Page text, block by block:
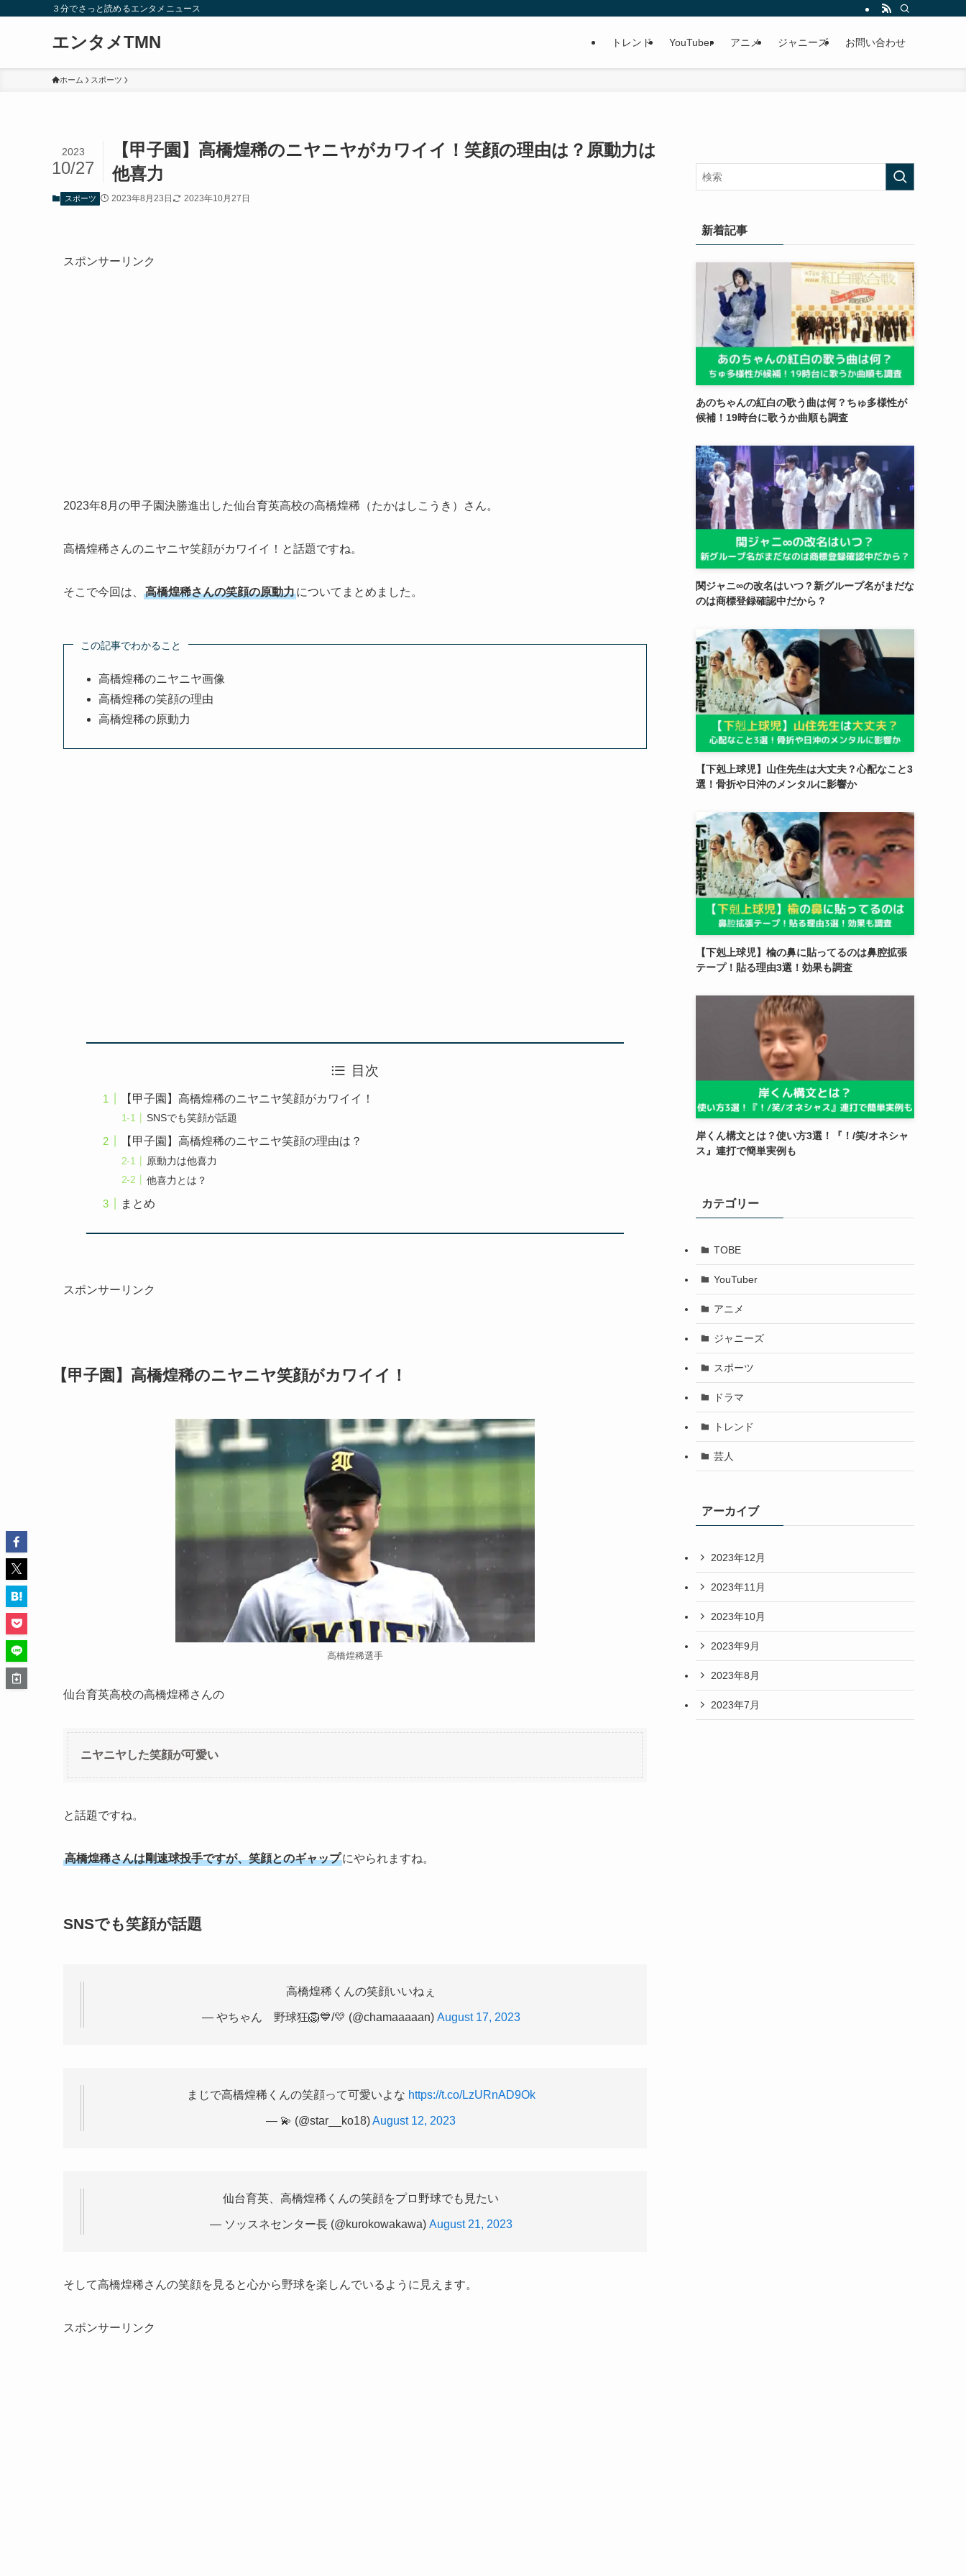
３分でさっと読めるエンタメニュース
エンタメTMN トレンド YouTuber アニメ ジャニーズ お問い合わせ
ホーム スポーツ
【甲子園】高橋煌稀のニヤニヤがカワイイ！笑顔の理由は？原動力は
他喜力
2023
10/27
スポーツ 2023年8月23日 2023年10月27日
スポンサーリンク
2023年8月の甲子園決勝進出した仙台育英高校の高橋煌稀（たかはしこうき）さん。
高橋煌稀さんのニヤニヤ笑顔がカワイイ！と話題ですね。
そこで今回は、 高橋煌稀さんの笑顔の原動力についてまとめました。
この記事でわかること
高橋煌稀のニヤニヤ画像
高橋煌稀の笑顔の理由
高橋煌稀の原動力
目次
【甲子園】高橋煌稀のニヤニヤ笑顔がカワイイ！
SNSでも笑顔が話題
【甲子園】高橋煌稀のニヤニヤ笑顔の理由は？
原動力は他喜力
他喜力とは？
まとめ
スポンサーリンク
【甲子園】高橋煌稀のニヤニヤ笑顔がカワイイ！
高橋煌稀選手
仙台育英高校の高橋煌稀さんの
ニヤニヤした笑顔が可愛い
と話題ですね。
高橋煌稀さんは剛速球投手ですが、笑顔とのギャップにやられますね。
SNSでも笑顔が話題
高橋煌稀くんの笑顔いいねぇ
— やちゃん 野球狂🦁💙/💛 (@chamaaaaan) August 17, 2023
まじで高橋煌稀くんの笑顔って可愛いよな https://t.co/LzURnAD9Ok
— 💫 (@star__ko18)August 12, 2023
仙台育英、高橋煌稀くんの笑顔をプロ野球でも見たい
— ソッスネセンター長 (@kurokowakawa) August 21, 2023
そして高橋煌稀さんの笑顔を見ると心から野球を楽しんでいるように見えます。
スポンサーリンク
新着記事
あのちゃんの紅白の歌う曲は何？ちゅ多様性が
候補！19時台に歌うか曲順も調査
関ジャニ∞の改名はいつ？新グループ名がまだな
のは商標登録確認中だから？
【下剋上球児】山住先生は大丈夫？心配なこと3
選！骨折や日沖のメンタルに影響か
【下剋上球児】楡の鼻に貼ってるのは鼻腔拡張
テープ！貼る理由3選！効果も調査
岸くん構文とは？使い方3選！『！/笑/オネシャ
ス』連打で簡単実例も
カテゴリー
TOBE
YouTuber
アニメ
ジャニーズ
スポーツ
ドラマ
トレンド
芸人
アーカイブ
2023年12月
2023年11月
2023年10月
2023年9月
2023年8月
2023年7月